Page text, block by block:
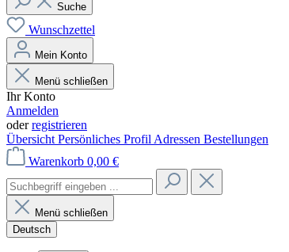
Suche
Wunschzettel
Mein Konto
Menü schließen
Ihr Konto
Anmelden
oderregistrieren
Übersicht Persönliches Profil Adressen Bestellungen
Warenkorb 0,00 €
Menü schließen
Deutsch